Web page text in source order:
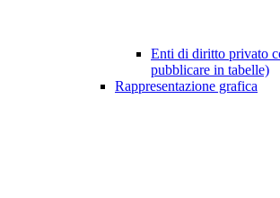
Enti di diritto privato
pubblicare in tabelle)
Rappresentazione grafica